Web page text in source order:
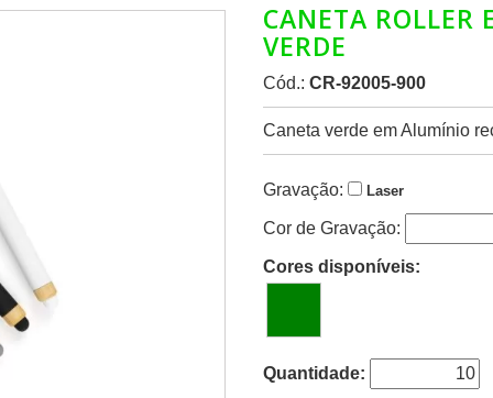
CANETA
VERDE
Cód.: CR-92005-900
Caneta verde em Alumínio
Gravação: Laser
Cor de Gravação:
Cores disponíveis:
Quantidade: